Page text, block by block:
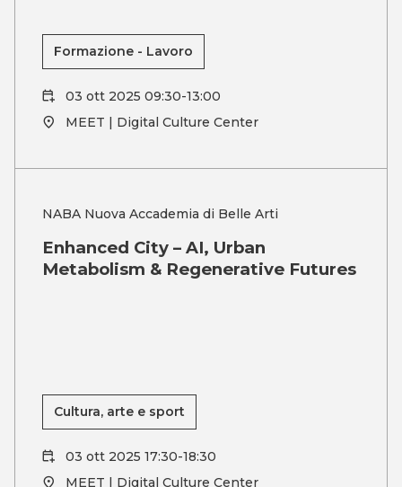
Formazione - Lavoro
03 ott 2025 09:30-13:00
MEET | Digital Culture Center
NABA Nuova Accademia di Belle Arti
Enhanced City – AI, Urban
Metabolism & Regenerative Futures
Cultura, arte e sport
03 ott 2025 17:30-18:30
MEET | Digital Culture Center